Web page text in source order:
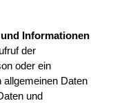
Informationen
der
oder ein
Daten
und